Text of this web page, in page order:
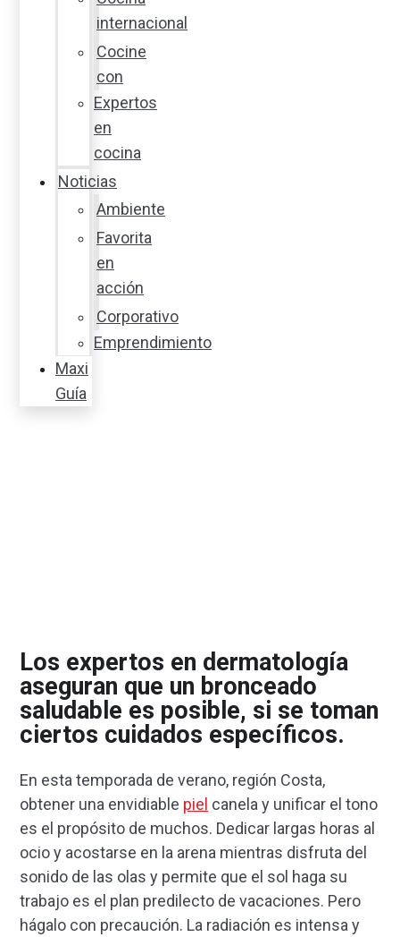
internacional
Cocine
con
Expertos
en
cocina
Noticias
Ambiente
Favorita
en
acción
Corporativo
Emprendimiento
Maxi
Guía
Los expertos en dermatología
aseguran que un bronceado
saludable es posible, si se toman
ciertos cuidados específicos.
En esta temporada de verano, región Costa,
obtener una envidiable piel canela y unificar el tono
es el propósito de muchos. Dedicar largas horas al
ocio y acostarse en la arena mientras disfruta del
sonido de las olas y permite que el sol haga su
trabajo es el plan predilecto de vacaciones. Pero
hágalo con precaución. La radiación es intensa y